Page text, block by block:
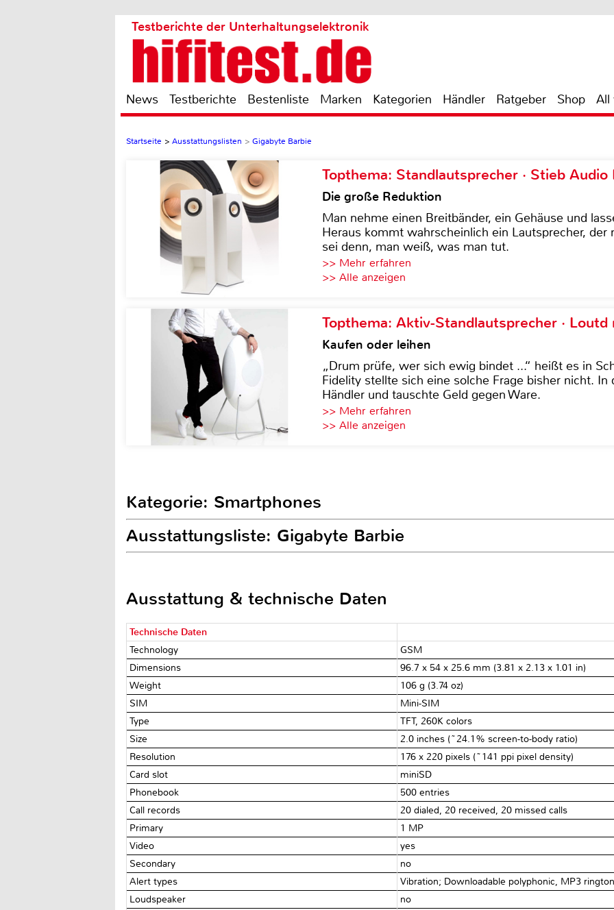
Testberichte der Unterhaltungselektronik
News Testberichte Bestenliste Marken Kategorien Händler Ratgeber Shop All
Startseite > Ausstattungslisten > Gigabyte Barbie
Topthema: Standlautsprecher · Stieb Audio
Die große Reduktion
Man nehme einen Breitbänder, ein Gehäuse und
Heraus kommt wahrscheinlich ein Lautsprecher,
sei denn, man weiß, was man tut.
>> Mehr erfahren
>> Alle anzeigen
Topthema: Aktiv-Standlautsprecher · Loutd
Kaufen oder leihen
„Drum prüfe, wer sich ewig bindet ...“ heißt es in
Fidelity stellte sich eine solche Frage bisher nicht. In
Händler und tauschte Geld gegen Ware.
>> Mehr erfahren
>> Alle anzeigen
Kategorie: Smartphones
Ausstattungsliste: Gigabyte Barbie
Ausstattung & technische Daten
Technische Daten
Technology
GSM
Dimensions
96.7 x 54 x 25.6 mm (3.81 x 2.13 x 1.01 in)
Weight
106 g (3.74 oz)
SIM
Mini-SIM
Type
TFT, 260K colors
Size
2.0 inches (~24.1% screen-to-body ratio)
Resolution
176 x 220 pixels (~141 ppi pixel density)
Card slot
miniSD
Phonebook
500 entries
Call records
20 dialed, 20 received, 20 missed calls
Primary
1 MP
Video
yes
Secondary
no
Alert types
Vibration; Downloadable polyphonic, MP3
Loudspeaker
no